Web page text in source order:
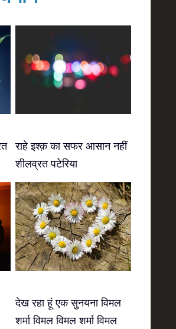
राहे इश्क़ का सफर आसान नहीं
शीलव्रत पटेरिया
देख रहा हूं एक सुनयना विमल
शर्मा विमल विमल शर्मा विमल